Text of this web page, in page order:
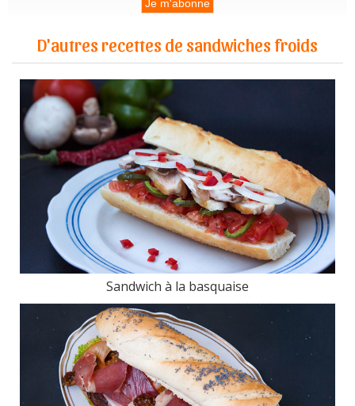
D'autres recettes de sandwiches froids
Sandwich à la basquaise